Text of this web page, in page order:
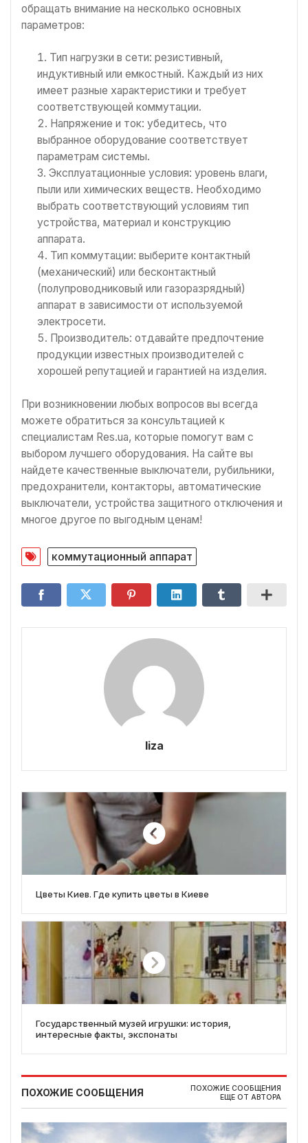
обращать внимание на несколько основных
параметров:
Тип нагрузки в сети: резистивный,
индуктивный или емкостный. Каждый из них
имеет разные характеристики и требует
соответствующей коммутации.
Напряжение и ток: убедитесь, что
выбранное оборудование соответствует
параметрам системы.
Эксплуатационные условия: уровень влаги,
пыли или химических веществ. Необходимо
выбрать соответствующий условиям тип
устройства, материал и конструкцию
аппарата.
Тип коммутации: выберите контактный
(механический) или бесконтактный
(полупроводниковый или газоразрядный)
аппарат в зависимости от используемой
электросети.
Производитель: отдавайте предпочтение
продукции известных производителей с
хорошей репутацией и гарантией на изделия.
При возникновении любых вопросов вы всегда
можете обратиться за консультацией к
специалистам Res.ua, которые помогут вам с
выбором лучшего оборудования. На сайте вы
найдете качественные выключатели, рубильники,
предохранители, контакторы, автоматические
выключатели, устройства защитного отключения и
многое другое по выгодным ценам!
коммутационный аппарат
liza
Цветы Киев. Где купить цветы в Киеве
Государственный музей игрушки: история,
интересные факты, экспонаты
ПОХОЖИЕ СООБЩЕНИЯ
ПОХОЖИЕ СООБЩЕНИЯ
ЕЩЕ ОТ АВТОРА